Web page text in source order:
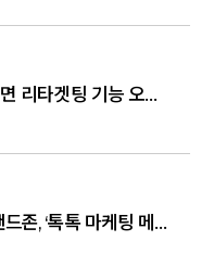
[11번가] 브랜딩광고 프리미엄 지면 리타겟팅 기능 오픈(5/10)
[네이버] 브랜드검색 모바일 브랜드존, ‘톡톡 마케팅 메시지’ 추가 노출 안내